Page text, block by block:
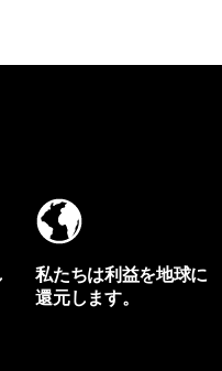
私たちは利益を地球に
還元します。